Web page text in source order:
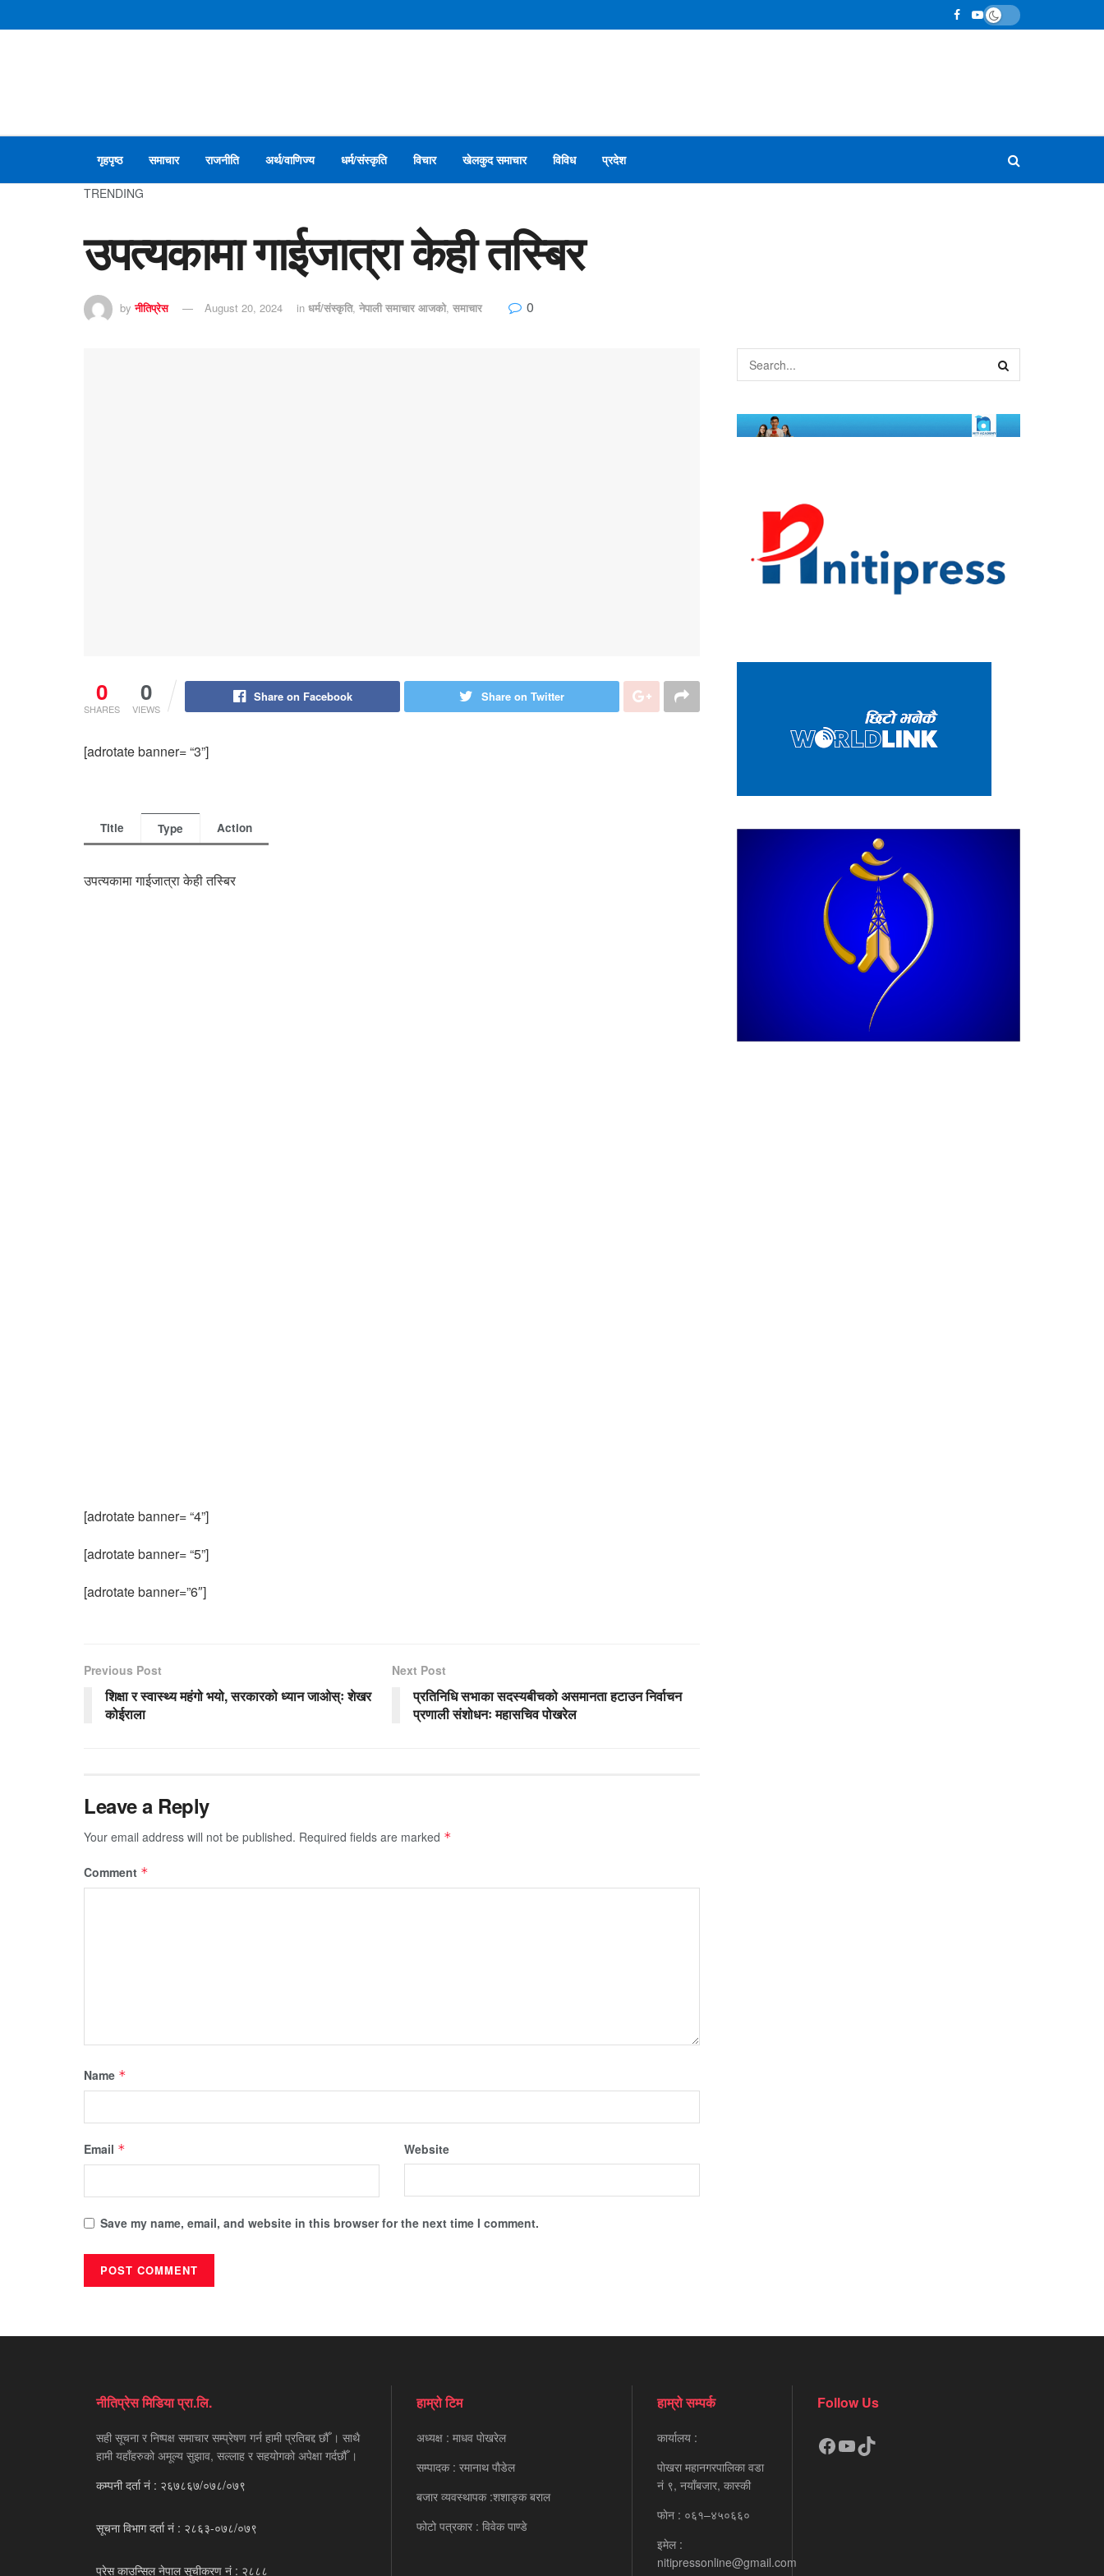
गृहपृष्ठ समाचार राजनीति अर्थ/वाणिज्य धर्म/संस्कृति विचार खेलकुद समाचार विविध प्रदेश
TRENDING
उपत्यकामा गाईजात्रा केही तस्बिर
by नीतिप्रेस August 20, 2024 in धर्म/संस्कृति, नेपाली समाचार आजको, समाचार 0
0
SHARES
0
VIEWS
Share on Facebook Share on Twitter
[adrotate banner= “3”]
Title Type Action
उपत्यकामा गाईजात्रा केही तस्बिर
[adrotate banner= “4”]
[adrotate banner= “5”]
[adrotate banner=”6″]
Previous Post
शिक्षा र स्वास्थ्य महंगो भयो, सरकारको ध्यान जाओस्ः शेखर
कोईराला
Next Post
प्रतिनिधि सभाका सदस्यबीचको असमानता हटाउन निर्वाचन
प्रणाली संशोधनः महासचिव पोखरेल
Leave a Reply
Your email address will not be published. Required fields are marked *
Comment *
Name *
Email * Website
Save my name, email, and website in this browser for the next time I comment.
नीतिप्रेस मिडिया प्रा.लि.
सही सूचना र निष्पक्ष समाचार सम्प्रेषण गर्न हामी प्रतिबद्द छौँ । साथै
हामी यहाँहरुको अमूल्य सुझाव, सल्लाह र सहयोगको अपेक्षा गर्दछौँ ।
कम्पनी दर्ता नं : २६७८६७/०७८/०७९
सूचना विभाग दर्ता नं : २८६३-०७८/०७९
प्रेस काउन्सिल नेपाल सूचीकरण नं : २८८८
हाम्रो टिम
अध्यक्ष : माधव पाेखरेल
सम्पादक : रमानाथ पाैडेल
बजार व्यवस्थापक :शशाङ्क बराल
फोटो पत्रकार : विवेक पाण्डे
हाम्रो सम्पर्क
कार्यालय :
पाेखरा महानगरपालिका वडा
नं ९, नयाँबजार, कास्की
फाेन : ०६१–४५०६६०
इमेल :
nitipressonline@gmail.com
Follow Us
Facebook
YouTube
TikTok